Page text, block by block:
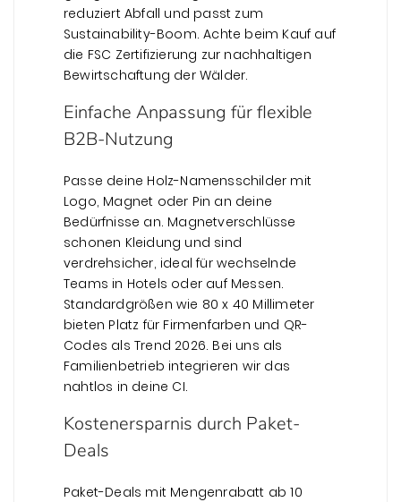
reduziert Abfall und passt zum
Sustainability-Boom. Achte beim Kauf auf
die FSC Zertifizierung zur nachhaltigen
Bewirtschaftung der Wälder.
Einfache Anpassung für flexible
B2B-Nutzung
Passe deine Holz-Namensschilder mit
Logo, Magnet oder Pin an deine
Bedürfnisse an. Magnetverschlüsse
schonen Kleidung und sind
verdrehsicher, ideal für wechselnde
Teams in Hotels oder auf Messen.
Standardgrößen wie 80 x 40 Millimeter
bieten Platz für Firmenfarben und QR-
Codes als Trend 2026. Bei uns als
Familienbetrieb integrieren wir das
nahtlos in deine CI.
Kostenersparnis durch Paket-
Deals
Paket-Deals mit Mengenrabatt ab 10